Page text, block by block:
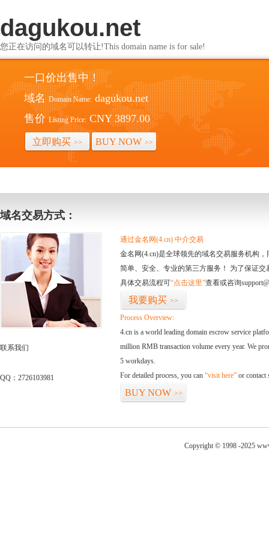
dagukou.net
您正在访问的域名可以转让!This domain name is for sale!
一口价出售中！
域名 Domain Name: dagukou.net
售价 Listing Price: CNY 3897.00
立即购买 >> BUY NOW >>
域名交易方式：
联系我们
QQ：2726103981
通过金名网(4.cn) 中介交易
金名网(4.cn)是全球领先的域名交易服务机构
简单、安全、专业的第三方服务！ 为了保证
具体交易流程可“点击这里”查看或咨询
我要购买 >>
Process Overview:
4.cn is a world leading domain escrow service
million RMB transaction volume every year. We
5 workdays.
For detailed process, you can “visit here” or contact
BUY NOW >>
Copyright © 1998 -2025